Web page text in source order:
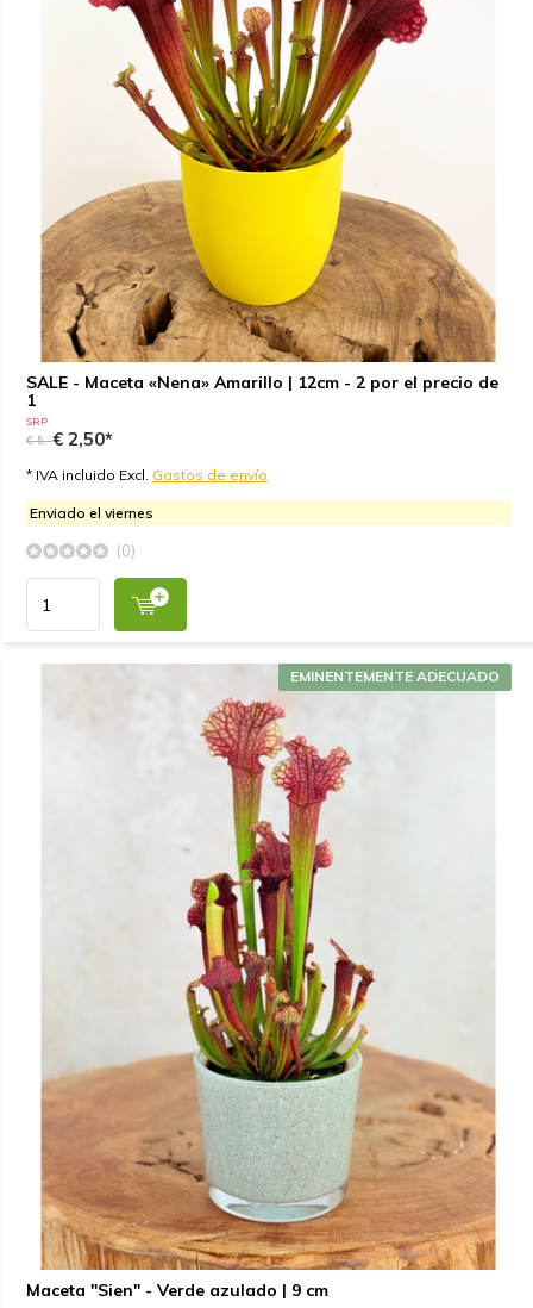
SALE - Maceta «Nena» Amarillo | 12cm - 2 por el precio de
1
SRP
€ 5,-€ 2,50*
* IVA incluido Excl. Gastos de envío
Enviado el viernes
(0)
Maceta "Sien" - Verde azulado | 9 cm
EMINENTEMENTE ADECUADO